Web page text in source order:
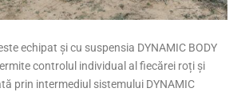
echipat și cu suspensia DYNAMIC BODY
controlul individual al fiecărei roți și
prin intermediul sistemului DYNAMIC